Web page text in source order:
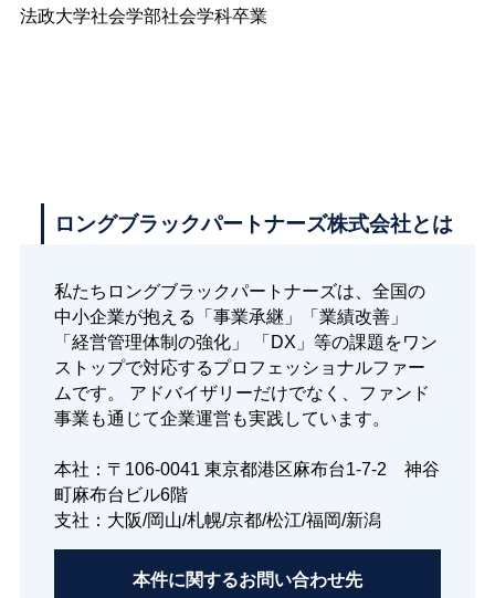
法政大学社会学部社会学科卒業
ロングブラックパートナーズ株式会社とは
私たちロングブラックパートナーズは、全国の
中小企業が抱える「事業承継」「業績改善」
「経営管理体制の強化」 「DX」等の課題をワン
ストップで対応するプロフェッショナルファー
ムです。 アドバイザリーだけでなく、ファンド
事業も通じて企業運営も実践しています。
本社：〒106-0041 東京都港区麻布台1-7-2 神谷
町麻布台ビル6階
支社：大阪/岡山/札幌/京都/松江/福岡/新潟
本件に関するお問い合わせ先